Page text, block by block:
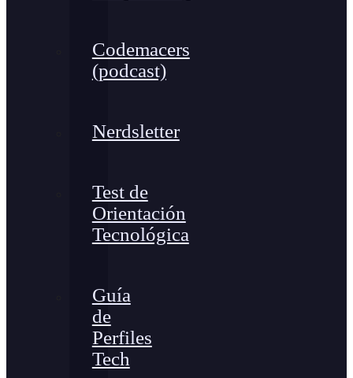
Codemacers
(podcast)
Nerdsletter
Test de
Orientación
Tecnológica
Guía
de
Perfiles
Tech